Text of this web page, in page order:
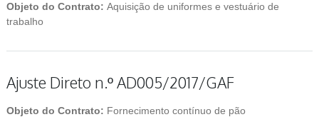
Objeto do Contrato: Aquisição de uniformes e vestuário de
trabalho
Ajuste Direto n.º AD005/2017/GAF
Objeto do Contrato: Fornecimento contínuo de pão